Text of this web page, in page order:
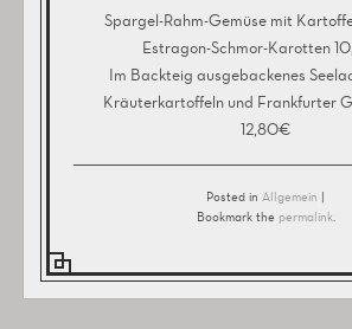
Spargel-Rahm-Gemüse mit
Estragon-Schmor-Karotten
Im Backteig ausgebackenes
Kräuterkartoffeln und Frankfurter
12,80€
Posted in Allgemein |
Bookmark the permalink.